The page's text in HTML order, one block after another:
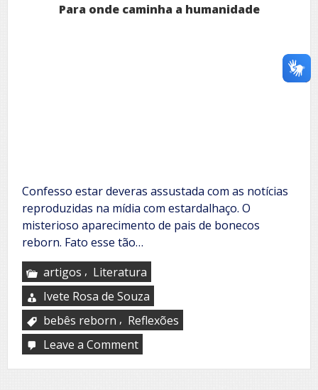
Para onde caminha a humanidade
Confesso estar deveras assustada com as notícias
reproduzidas na mídia com estardalhaço. O
misterioso aparecimento de pais de bonecos
reborn. Fato esse tão…
artigos , Literatura
Ivete Rosa de Souza
bebês reborn , Reflexões
Leave a Commenton
onde